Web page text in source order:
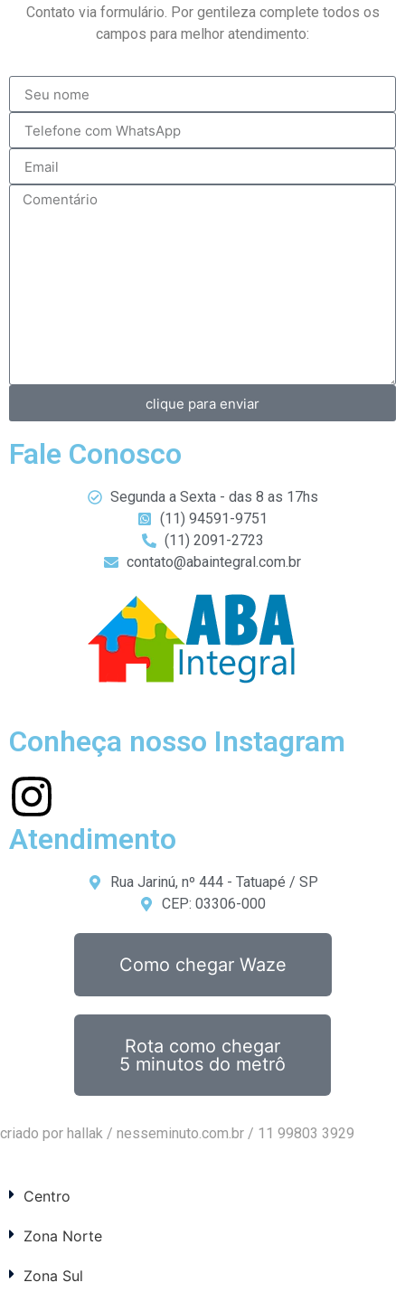
Contato via formulário. Por gentileza complete todos os
campos para melhor atendimento:
clique para enviar
Fale Conosco
Segunda a Sexta - das 8 as 17hs
(11) 94591-9751
(11) 2091-2723
contato@abaintegral.com.br
Conheça nosso Instagram
Atendimento
Rua Jarinú, nº 444 - Tatuapé / SP
CEP: 03306-000
Como chegar Waze
Rota como chegar
5 minutos do metrô
criado por hallak / nesseminuto.com.br / 11 99803 3929
Centro
Zona Norte
Zona Sul